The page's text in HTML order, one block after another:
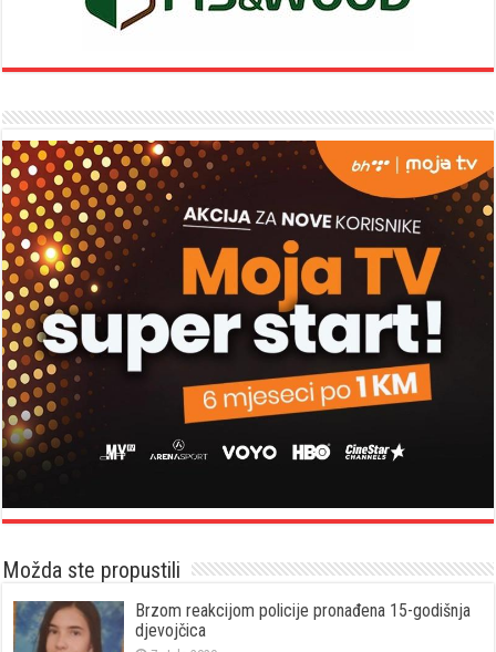
Možda ste propustili
Brzom reakcijom policije pronađena 15-godišnja
djevojčica